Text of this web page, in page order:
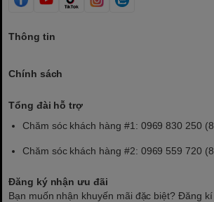
Thông tin
Chính sách
Tổng đài hỗ trợ
Chăm sóc khách hàng #1: 0969 830 250
Chăm sóc khách hàng #2: 0969 559 720
Đăng ký nhận ưu đãi
Bạn muốn nhận khuyến mãi đặc biệt? Đăng